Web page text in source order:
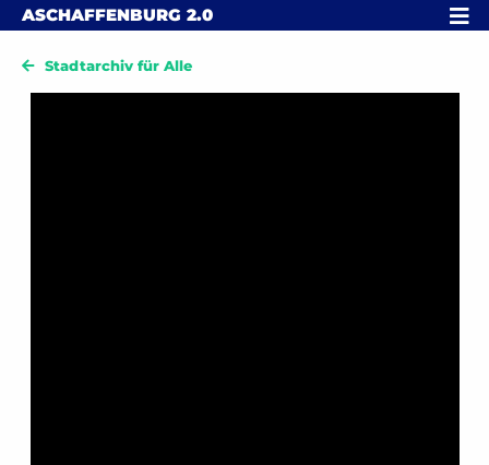
Skip to content
ASCHAFFENBURG 2.0 MENÜ
Stadtarchiv für Alle